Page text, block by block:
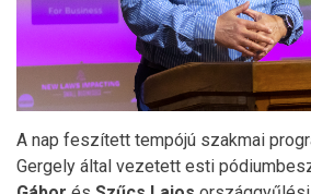
A nap feszített tempójú szakmai
Gergely által vezetett esti